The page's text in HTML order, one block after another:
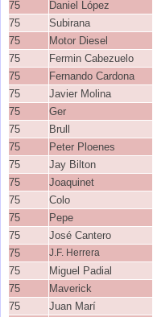
75 Daniel López
75 Subirana
75 Motor Diesel
75 Fermin Cabezuelo
75 Fernando Cardona
75 Javier Molina
75 Ger
75 Brull
75 Peter Ploenes
75 Jay Bilton
75 Joaquinet
75 Colo
75 Pepe
75 José Cantero
75 J.F. Herrera
75 Miguel Padial
75 Maverick
75 Juan Marí